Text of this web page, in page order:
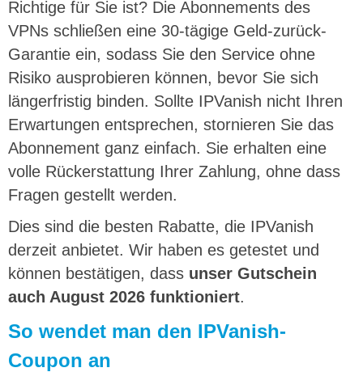
Richtige für Sie ist? Die Abonnements des
VPNs schließen eine 30-tägige Geld-zurück-
Garantie ein, sodass Sie den Service ohne
Risiko ausprobieren können, bevor Sie sich
längerfristig binden. Sollte IPVanish nicht Ihren
Erwartungen entsprechen, stornieren Sie das
Abonnement ganz einfach. Sie erhalten eine
volle Rückerstattung Ihrer Zahlung, ohne dass
Fragen gestellt werden.
Dies sind die besten Rabatte, die IPVanish
derzeit anbietet. Wir haben es getestet und
können bestätigen, dass unser Gutschein
auch August 2026 funktioniert.
So wendet man den IPVanish-
Coupon an